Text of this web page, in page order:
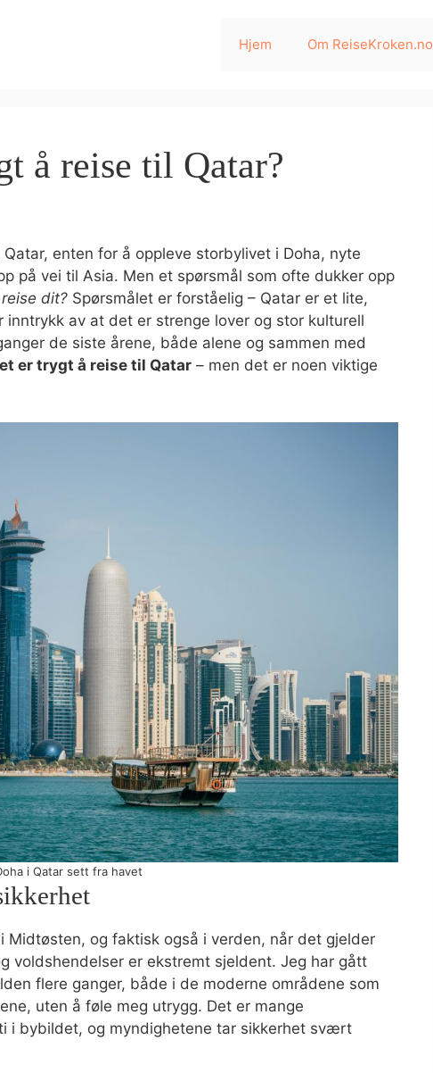
Hjem Om ReiseKroken.no
å reise til Qatar?
enten for å oppleve storbylivet i Doha, nyte
på vei til Asia. Men et spørsmål som ofte dukker opp
dit? Spørsmålet er forståelig – Qatar er et lite,
av at det er strenge lover og stor kulturell
de siste årene, både alene og sammen med
er trygt å reise til Qatar – men det er noen viktige
i Qatar sett fra havet
Midtøsten, og faktisk også i verden, når det gjelder
voldshendelser er ekstremt sjeldent. Jeg har gått
flere ganger, både i de moderne områdene som
uten å føle meg utrygg. Det er mange
i bybildet, og myndighetene tar sikkerhet svært